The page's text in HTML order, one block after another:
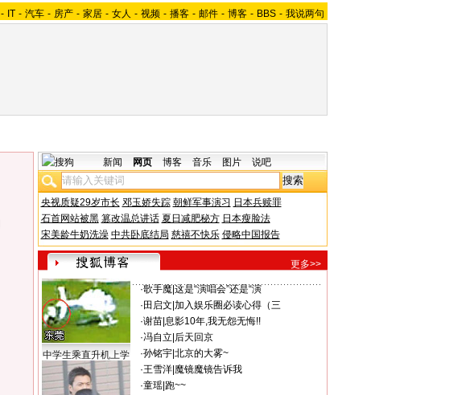
- IT - 汽车 - 房产 - 家居 - 女人 - 视频 - 播客 - 邮件 - 博客 - BBS - 我说两句
新闻 网页 博客 音乐 图片 说吧
央视质疑29岁市长 邓玉娇失踪 朝鲜军事演习 日本兵赎罪
石首网站被黑 篡改温总讲话 夏日减肥秘方 日本瘦脸法
宋美龄牛奶洗澡 中共卧底结局 慈禧不快乐 侵略中国报告
更多>>
中学生乘直升机上学
·歌手魔| 这是“演唱会”还是“演
· 田启文 加入娱乐圈必读心得（三
·谢苗| 息影10年,我无怨无悔!!
·冯自立 后天回京
·孙铭宇| 北京的大雾~
·王雪洋| 魔镜魔镜告诉我
·童瑶| 跑~~